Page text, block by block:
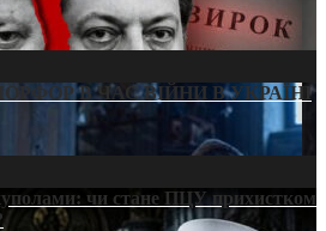
В ЧАС ВІЙНИ В УКРАЇНІ
чи стане ПЦУ прихистком